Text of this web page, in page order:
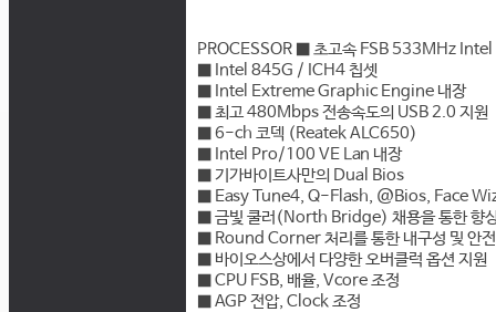
PROCESSOR ■ 초고속 FSB 533MHz
■ Intel 845G / ICH4 칩셋
■ Intel Extreme Graphic Engine 내장
■ 최고 480Mbps 전송속도의 USB 2.0 지원
■ 6-ch 코덱 (Reatek ALC650)
■ Intel Pro/100 VE Lan 내장
■ 기가바이트사만의 Dual Bios
■ Easy Tune4, Q-Flash, @Bios, Face
■ 금빛 쿨러(North Bridge) 채용을 통한 향상
■ Round Corner 처리를 통한 내구성 및 안
■ 바이오스상에서 다양한 오버클럭 옵션 지원
■ CPU FSB, 배율, Vcore 조정
■ AGP 전압, Clock 조정